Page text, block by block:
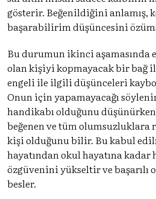
gösterir. Beğenildiğini anlamış,
başarabilirim düşüncesini
Bu durumun ikinci aşamasında
olan kişiyi kopmayacak bir bağ
engeli ile ilgili düşünceleri
Onun için yapamayacağı
handikabı olduğunu
beğenen ve tüm olumsuzluklara
kişi olduğunu bilir. Bu kabul
hayatından okul hayatına
özgüvenini yükseltir ve başarılı
besler.